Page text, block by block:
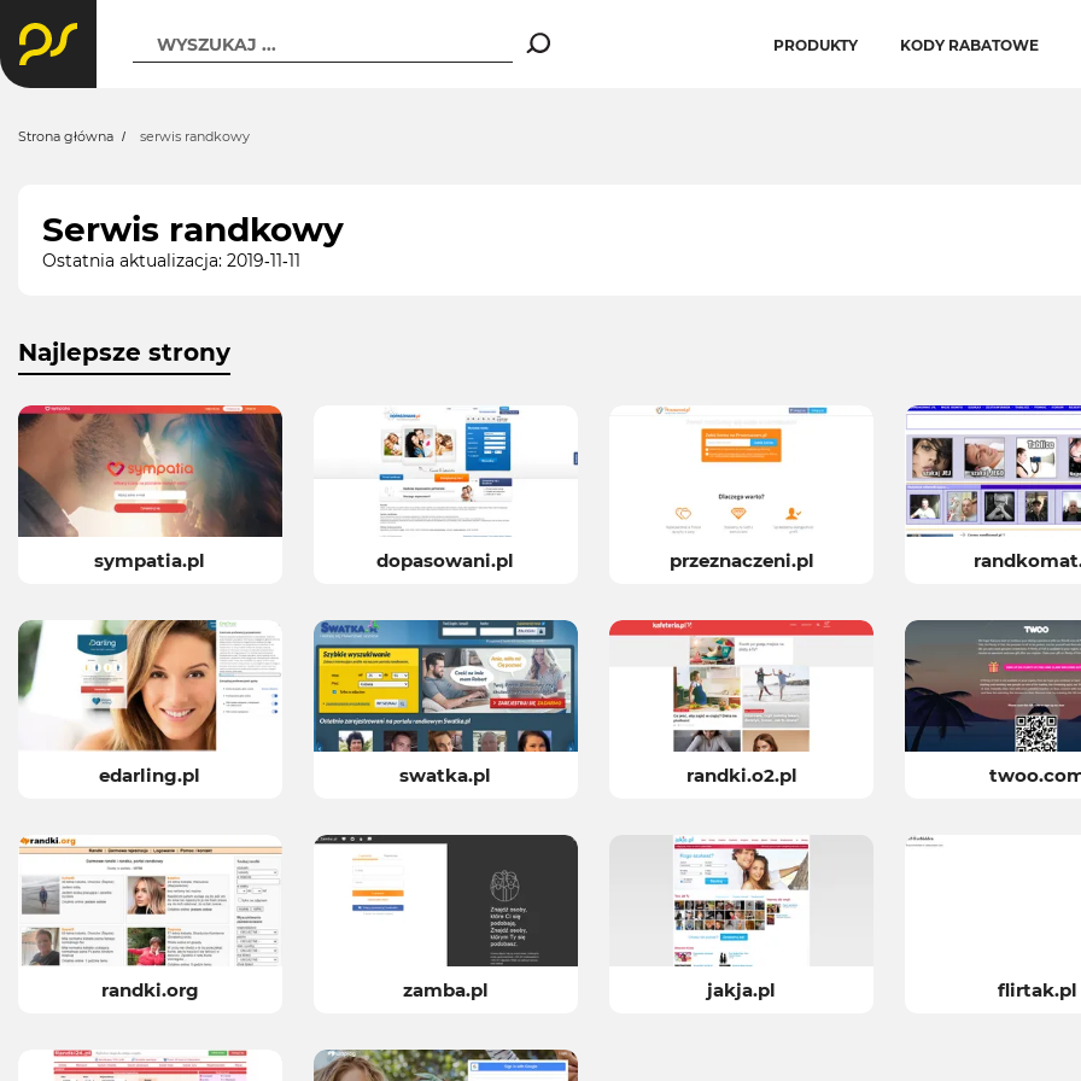
WYSZUKAJ ... PRODUKTY KODY RABATOWE
Strona główna serwis randkowy
Serwis randkowy
Ostatnia aktualizacja: 2019-11-11
Najlepsze strony
sympatia.pl dopasowani.pl przeznaczeni.pl
edarling.pl swatka.pl randki.o2.pl
randki.org zamba.pl jakja.pl flirtak.pl